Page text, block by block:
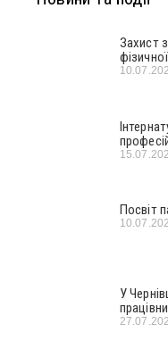
Захист
Посвіт
У